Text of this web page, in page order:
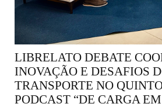
LIBRELATO DEBATE
INOVAÇÃO E DESAFIOS
TRANSPORTE NO
PODCAST “DE CARGA